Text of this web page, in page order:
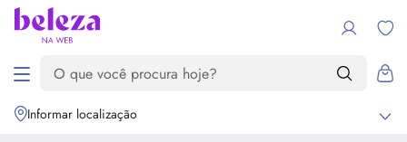
Informar localização